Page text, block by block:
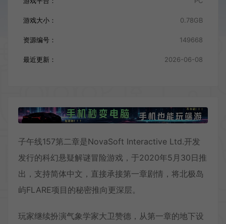
游戏大小： 0.78GB
资源编号： 149668
最近更新： 2026-06-08
子午线157第二章是NovaSoft Interactive Ltd.开发
发行的科幻悬疑解谜冒险游戏，于2020年5月30日推
出，支持简体中文，直接承接第一章剧情，将北极岛
屿FLARE项目的秘密推向更深层。
玩家继续扮演气象学家大卫赞德，从第一章的地下设